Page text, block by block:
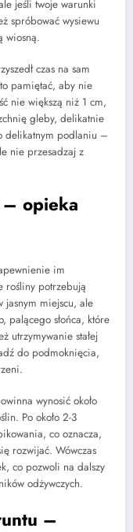
jeśli twoje warunki
spróbować wysiewu
wiosną.
czas na sam
pamiętać, aby nie
nie większą niż 1 cm,
gleby, delikatnie
delikatnym podlaniu –
nie przesadzaj z
– opieka
im
rośliny potrzebują
jasnym miejscu, ale
palącego słońca, które
utrzymywanie stałej
do podmoknięcia,
wynosić około
Po około 2-3
co oznacza,
rozwijać. Wówczas
co pozwoli na dalszy
odżywczych.
–